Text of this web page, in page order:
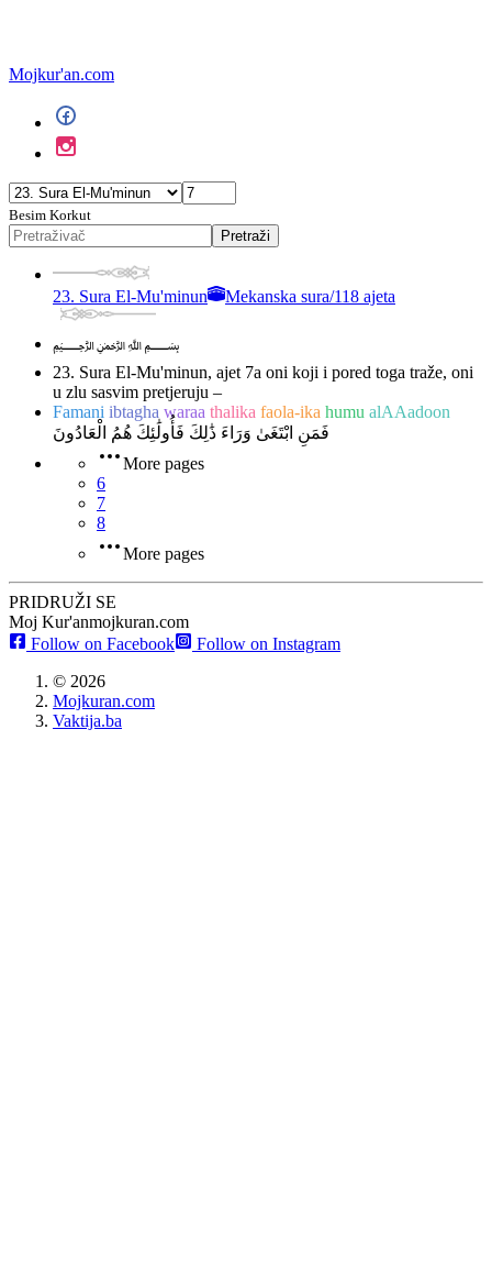
Mojkur'an.com
Besim Korkut
Pretraži
23. Sura El-Mu'minun Mekanska sura/118 ajeta
﷽
23. Sura El-Mu'minun, ajet 7a oni koji i pored toga traže, oni
u zlu sasvim pretjeruju –
Famani ibtagha waraa thalika faola-ika humu alAAadoon
فَمَنِ ابْتَغَىٰ وَرَاءَ ذَٰلِكَ فَأُولَٰئِكَ هُمُ الْعَادُونَ
More pages
6
7
8
More pages
PRIDRUŽI SE
Moj Kur'anmojkuran.com
Follow on Facebook
Follow on Instagram
© 2026
Mojkuran.com
Vaktija.ba